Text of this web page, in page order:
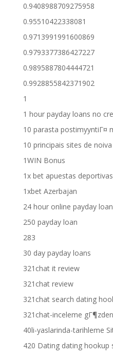
0.9408988709275958
0.95510422338081
0.9713991991600869
0.9793377386427227
0.9895887804444721
0.9928855842371902
1
1 hour payday loans no
10 parasta postimyyntiГ¤
10 principais sites de
1WIN Bonus
1x bet apuestas
1xbet Azerbajan
24 hour online payday
250 payday loan
283
30 day payday loans
321chat it review
321chat review
321chat search dating
321chat-inceleme
40li-yaslarinda-tarihleme
420 Dating dating hookup